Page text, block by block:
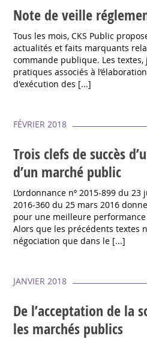
Note de veille
Tous les mois, CKS Public
actualités et faits marquants
commande publique. Les
pratiques associés à
d'exécution des [...]
FÉVRIER 2018
Trois clefs de succès
d’un marché public
L’ordonnance nº 2015-899 du
2016-360 du 25 mars 2016
pour une meilleure
Alors que les précédents textes
négociation que dans le [...]
JANVIER 2018
De l’acceptation de la
les marchés publics